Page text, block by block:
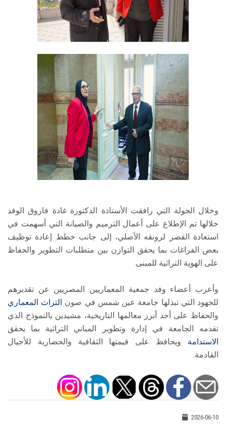
وخلال الجولة التي رافقت الأستاذة الدكتورة غادة فاروق الوفد
خلالها تم الإطلاع على أعمال الترميم والصيانة التي أسهمت في
استعادة القصر لرونقه الأصلي، إلى جانب خطط إعادة توظيف
بعض الفراغات بما يحقق التوازن بين متطلبات التطوير والحفاظ
على الهوية التراثية للمبنى.
وأعرب أعضاء وفد جمعية المعماريين المصريين عن تقديرهم
للجهود التي تبذلها جامعة عين شمس في صون التراث المعماري
والحفاظ على أحد أبرز معالمها التاريخية، مشيدين بالنموذج الذي
تقدمه الجامعة في إدارة وتطوير المباني التراثية بما يحقق
الاستدامة ويحافظ على قيمتها الثقافية والحضارية للأجيال
القادمة.
2026-06-10